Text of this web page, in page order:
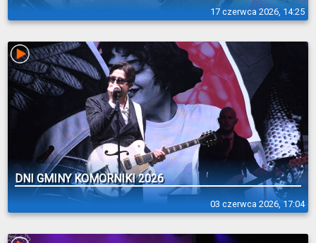
17 czerwca 2026, 14:25
03 czerwca 2026, 17:04
DNI GMINY KOMORNIKI 2026